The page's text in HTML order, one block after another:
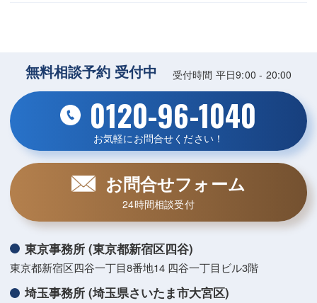
無料相談予約 受付中 受付時間 平日9:00 - 20:00
0120-96-1040
お気軽にお問合せください！
お問合せフォーム
24時間相談受付
東京事務所 (東京都新宿区四谷)
東京都新宿区四谷一丁目8番地14 四谷一丁目ビル3階
埼玉事務所 (埼玉県さいたま市大宮区)